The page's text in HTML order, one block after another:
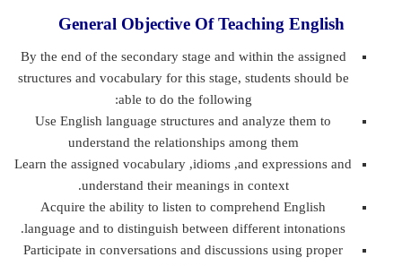
General Objective Of Teaching English
By the end of the secondary stage and within the assigned
structures and vocabulary for this stage, students should be
able to do the following:
Use English language structures and analyze them to
understand the relationships among them
Learn the assigned vocabulary ,idioms ,and expressions and
understand their meanings in context.
Acquire the ability to listen to comprehend English
language and to distinguish between different intonations.
Participate in conversations and discussions using proper